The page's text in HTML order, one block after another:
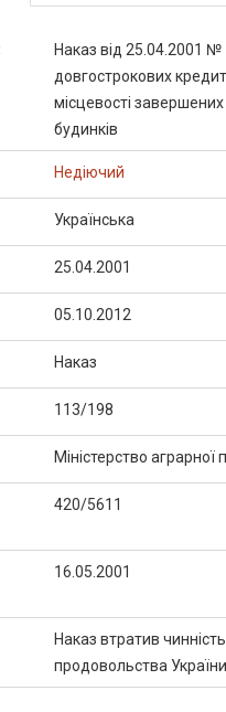
Наказ від 25.04.2001
довгострокових
місцевості
будинків
Недіючий
Українська
25.04.2001
05.10.2012
Наказ
113/198
Міністерство
420/5611
16.05.2001
Наказ втратив
продовольства